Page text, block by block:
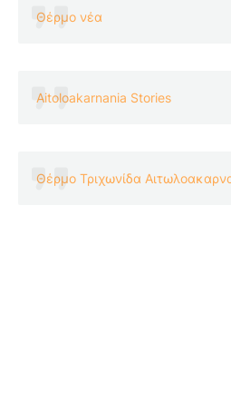
Θέρμο νέα
Aitoloakarnania Stories
Θέρμο Τριχωνίδα